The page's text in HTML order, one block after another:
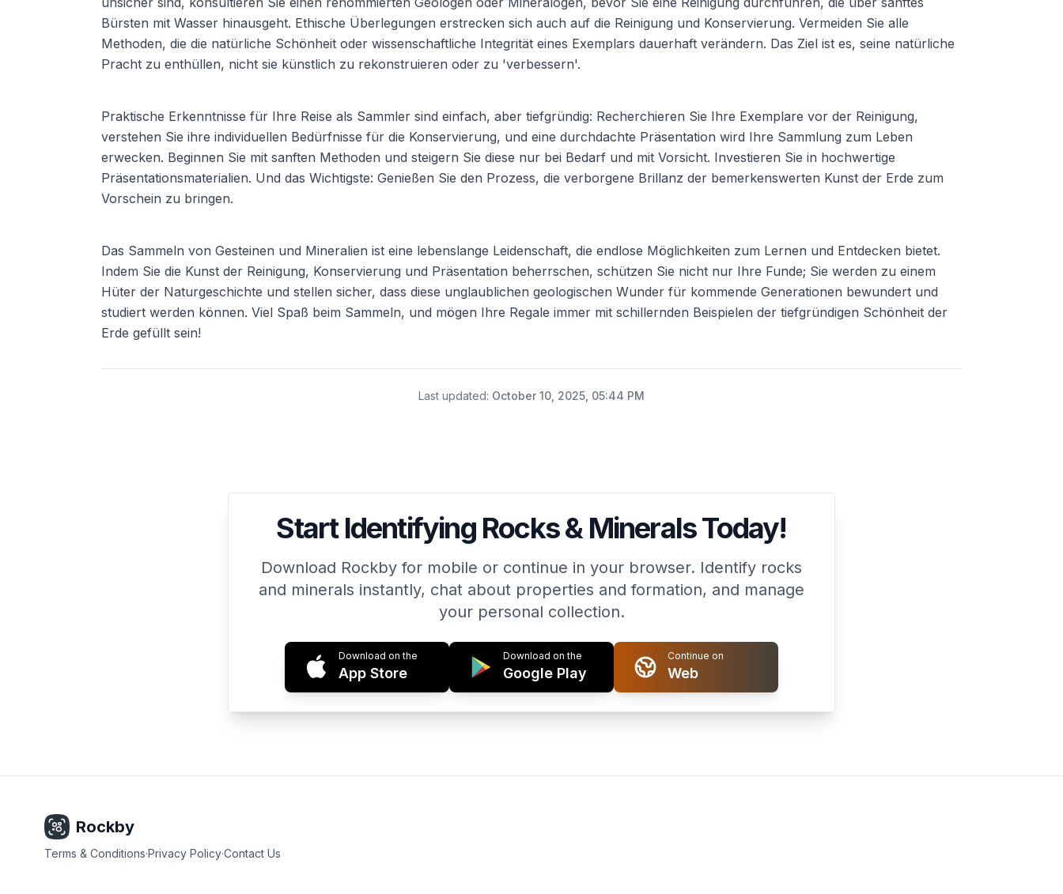
Bürsten mit Wasser hinausgeht. Ethische Überlegungen erstrecken sich auch auf die Reinigung und Konservierung. Vermeiden Sie alle
Methoden, die die natürliche Schönheit oder wissenschaftliche Integrität eines Exemplars dauerhaft verändern. Das Ziel ist es, seine natürliche
Pracht zu enthüllen, nicht sie künstlich zu rekonstruieren oder zu 'verbessern'.
Praktische Erkenntnisse für Ihre Reise als Sammler sind einfach, aber tiefgründig: Recherchieren Sie Ihre Exemplare vor der Reinigung,
verstehen Sie ihre individuellen Bedürfnisse für die Konservierung, und eine durchdachte Präsentation wird Ihre Sammlung zum Leben
erwecken. Beginnen Sie mit sanften Methoden und steigern Sie diese nur bei Bedarf und mit Vorsicht. Investieren Sie in hochwertige
Präsentationsmaterialien. Und das Wichtigste: Genießen Sie den Prozess, die verborgene Brillanz der bemerkenswerten Kunst der Erde zum
Vorschein zu bringen.
Das Sammeln von Gesteinen und Mineralien ist eine lebenslange Leidenschaft, die endlose Möglichkeiten zum Lernen und Entdecken bietet.
Indem Sie die Kunst der Reinigung, Konservierung und Präsentation beherrschen, schützen Sie nicht nur Ihre Funde; Sie werden zu einem
Hüter der Naturgeschichte und stellen sicher, dass diese unglaublichen geologischen Wunder für kommende Generationen bewundert und
studiert werden können. Viel Spaß beim Sammeln, und mögen Ihre Regale immer mit schillernden Beispielen der tiefgründigen Schönheit der
Erde gefüllt sein!
Last updated: October 10, 2025, 05:44 PM
Start Identifying Rocks & Minerals Today!
Download Rockby for mobile or continue in your browser. Identify rocks
and minerals instantly, chat about properties and formation, and manage
your personal collection.
Download on the
App Store
Download on the
Google Play
Continue on
Web
Rockby
Terms & Conditions·Privacy Policy·Contact Us